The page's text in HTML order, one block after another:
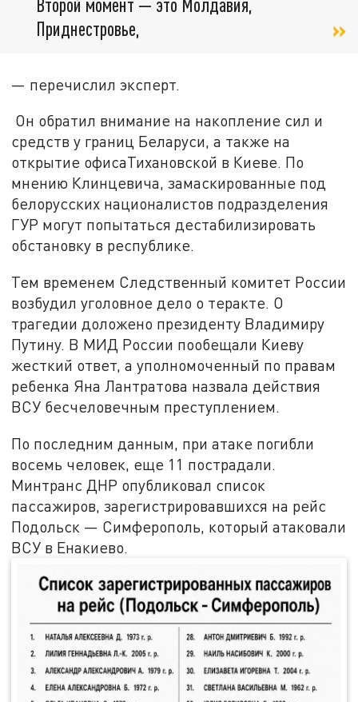
Приднестровье,
— перечислил эксперт.
Он обратил внимание на накопление сил и
средств у границ Беларуси, а также на
открытие офисаТихановской в Киеве. По
мнению Клинцевича, замаскированные под
белорусских националистов подразделения
ГУР могут попытаться дестабилизировать
обстановку в республике.
Тем временем Следственный комитет России
возбудил уголовное дело о теракте. О
трагедии доложено президенту Владимиру
Путину. В МИД России пообещали Киеву
жесткий ответ, а уполномоченный по правам
ребенка Яна Лантратова назвала действия
ВСУ бесчеловечным преступлением.
По последним данным, при атаке погибли
восемь человек, еще 11 пострадали.
Минтранс ДНР опубликовал список
пассажиров, зарегистрировавшихся на рейс
Подольск — Симферополь, который атаковали
ВСУ в Енакиево.